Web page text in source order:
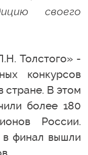
своего
Толстого» -
конкурсов
стране. В этом
более 180
России.
в финал вышли